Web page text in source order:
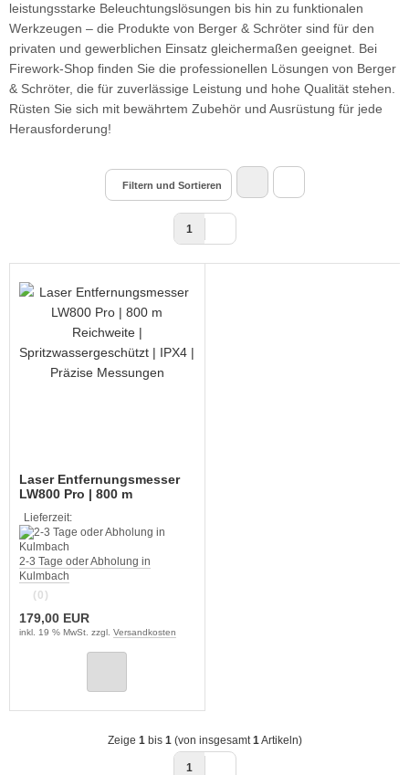
leistungsstarke Beleuchtungslösungen bis hin zu funktionalen
Werkzeugen – die Produkte von Berger & Schröter sind für den
privaten und gewerblichen Einsatz gleichermaßen geeignet. Bei
Firework-Shop finden Sie die professionellen Lösungen von Berger
& Schröter, die für zuverlässige Leistung und hohe Qualität stehen.
Rüsten Sie sich mit bewährtem Zubehör und Ausrüstung für jede
Herausforderung!
Filtern und Sortieren
1
Laser Entfernungsmesser
LW800 Pro | 800 m
Spritzwassergeschützt |
IPX4 | Präzise Messungen
Lieferzeit:
2-3 Tage oder Abholung in
Kulmbach
(0)
179,00 EUR
inkl. 19 % MwSt. zzgl. Versandkosten
Zeige 1 bis 1 (von insgesamt 1 Artikeln)
1